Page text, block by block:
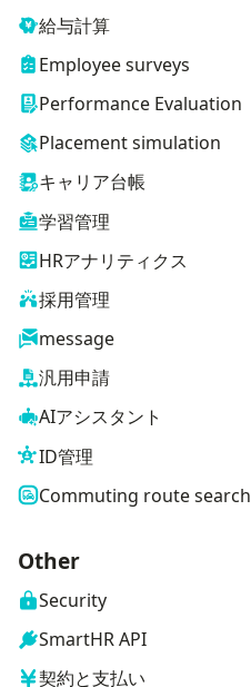
給与計算
Employee surveys
Performance Evaluation
Placement simulation
キャリア台帳
学習管理
HRアナリティクス
採用管理
message
汎用申請
AIアシスタント
ID管理
Commuting route search
Other
Security
SmartHR API
契約と支払い